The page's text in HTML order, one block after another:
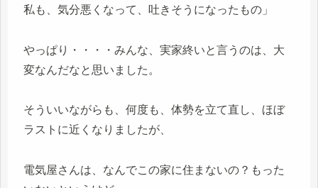
私も、気分悪くなって、吐きそうになったもの」
やっぱり・・・・みんな、実家終いと言うのは、大
変なんだなと思いました。
そういいながらも、何度も、体勢を立て直し、ほぼ
ラストに近くなりましたが、
電気屋さんは、なんでこの家に住まないの？もった